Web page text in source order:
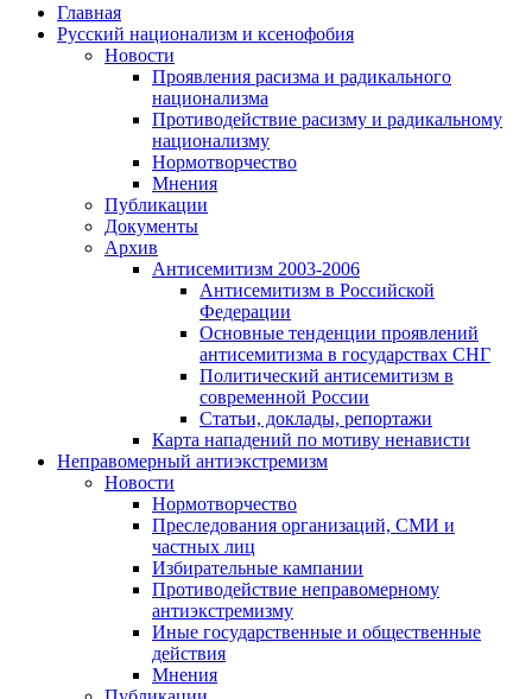
Главная
Русский национализм и ксенофобия
Новости
Проявления расизма и радикального
национализма
Противодействие расизму и радикальному
национализму
Нормотворчество
Мнения
Публикации
Документы
Архив
Антисемитизм 2003-2006
Антисемитизм в Российской
Федерации
Основные тенденции проявлений
антисемитизма в государствах СНГ
Политический антисемитизм в
современной России
Статьи, доклады, репортажи
Карта нападений по мотиву ненависти
Неправомерный антиэкстремизм
Новости
Нормотворчество
Преследования организаций, СМИ и
частных лиц
Избирательные кампании
Противодействие неправомерному
антиэкстремизму
Иные государственные и общественные
действия
Мнения